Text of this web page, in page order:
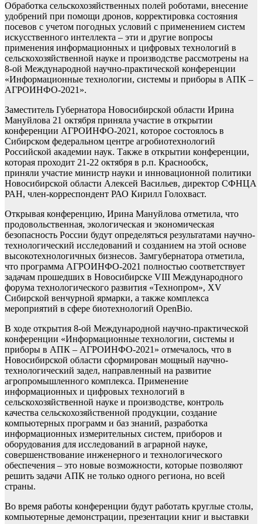
Обработка сельскохозяйственных полей роботами, внесение
удобрений при помощи дронов, корректировка состояния
посевов с учетом погодных условий с применением систем
искусственного интеллекта – эти и другие вопросы
применения информационных и цифровых технологий в
сельскохозяйственной науке и производстве рассмотрены на
8-ой Международной научно-практической конференции
«Информационные технологии, системы и приборы в АПК –
АГРОИНФО-2021».
Заместитель Губернатора Новосибирской области Ирина
Мануйлова 21 октября приняла участие в открытии
конференции АГРОИНФО-2021, которое состоялось в
Сибирском федеральном центре агробиотехнологий
Российской академии наук. Также в открытии конференции,
которая проходит 21-22 октября в р.п. Краснообск,
приняли участие министр науки и инновационной политики
Новосибирской области Алексей Васильев, директор СФНЦА
РАН, член-корреспондент РАО Кирилл Голохваст.
Открывая конференцию, Ирина Мануйлова отметила, что
продовольственная, экологическая и экономическая
безопасность России будут определяться результатами научно-
технологический исследований и созданием на этой основе
высокотехнологичных бизнесов. Замгубернатора отметила,
что программа АГРОИНФО-2021 полностью соответствует
задачам прошедших в Новосибирске VIII Международного
форума технологического развития «Технопром», XV
Сибирской венчурной ярмарки, а также комплекса
мероприятий в сфере биотехнологий ОpenBio.
В ходе открытия 8-ой Международной научно-практической
конференции «Информационные технологии, системы и
приборы в АПК – АГРОИНФО-2021» отмечалось, что в
Новосибирской области сформирован мощный научно-
технологический задел, направленный на развитие
агропромышленного комплекса. Применение
информационных и цифровых технологий в
сельскохозяйственной науке и производстве, контроль
качества сельскохозяйственной продукции, создание
компьютерных программ и баз знаний, разработка
информационных измерительных систем, приборов и
оборудования для исследований в аграрной науке,
совершенствование инженерного и технологического
обеспечения – это новые возможности, которые позволяют
решить задачи АПК не только одного региона, но всей
страны.
Во время работы конференции будут работать круглые столы,
компьютерные демонстрации, презентации книг и выставки